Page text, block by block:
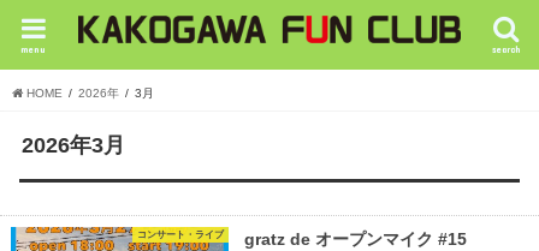
search
menu
HOME 2026年 3月
2026年3月
コンサート・ライブ
gratz de オープンマイク #15